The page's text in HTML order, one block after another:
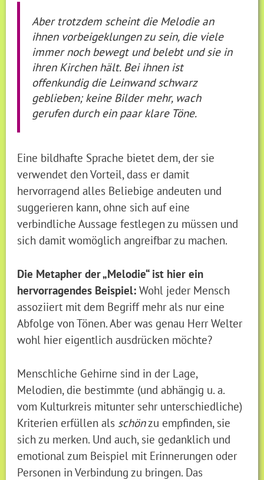
Aber trotzdem scheint die Melodie an
ihnen vorbeigeklungen zu sein, die viele
immer noch bewegt und belebt und sie in
ihren Kirchen hält. Bei ihnen ist
offenkundig die Leinwand schwarz
geblieben; keine Bilder mehr, wach
gerufen durch ein paar klare Töne.
Eine bildhafte Sprache bietet dem, der sie
verwendet den Vorteil, dass er damit
hervorragend alles Beliebige andeuten und
suggerieren kann, ohne sich auf eine
verbindliche Aussage festlegen zu müssen und
sich damit womöglich angreifbar zu machen.
Die Metapher der „Melodie“ ist hier ein
hervorragendes Beispiel: Wohl jeder Mensch
assoziiert mit dem Begriff mehr als nur eine
Abfolge von Tönen. Aber was genau Herr Welter
wohl hier eigentlich ausdrücken möchte?
Menschliche Gehirne sind in der Lage,
Melodien, die bestimmte (und abhängig u. a.
vom Kulturkreis mitunter sehr unterschiedliche)
Kriterien erfüllen als schönzu empfinden, sie
sich zu merken. Und auch, sie gedanklich und
emotional zum Beispiel mit Erinnerungen oder
Personen in Verbindung zu bringen. Das